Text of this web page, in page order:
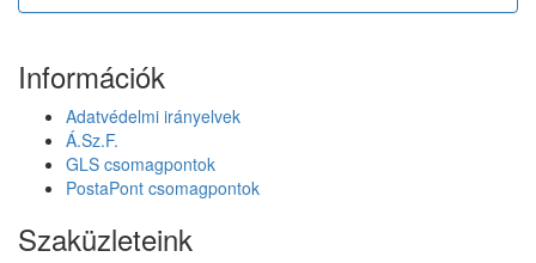
Információk
Adatvédelmi irányelvek
Á.Sz.F.
GLS csomagpontok
PostaPont csomagpontok
Szaküzleteink